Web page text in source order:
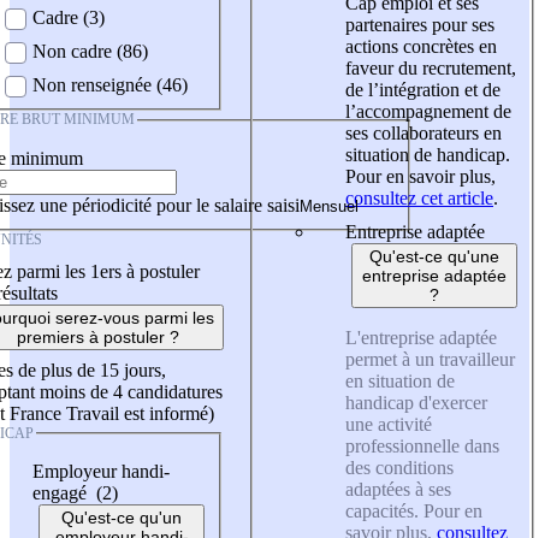
Cadre (3)
Non cadre (86)
Non renseignée (46)
BRUT MINIMUM
minimum
une périodicité pour le salaire saisi
parmi les 1ers à postuler
serez-vous parmi les
premiers à postuler ?
de plus de 15 jours,
moins de 4 candidatures
France Travail est informé)
Employeur handi-
engagé (2)
Qu'est-ce qu'un
partenaires pour ses
actions concrètes en
faveur du recrutement,
de l’intégration et de
l’accompagnement de
ses collaborateurs en
situation de handicap.
Pour en savoir plus,
consultez cet article.
Entreprise adaptée
Qu'est-ce qu'une
entreprise adaptée
?
L'entreprise adaptée
permet à un travailleur
en situation de
handicap d'exercer
une activité
professionnelle dans
des conditions
adaptées à ses
capacités. Pour en
savoir plus, consultez